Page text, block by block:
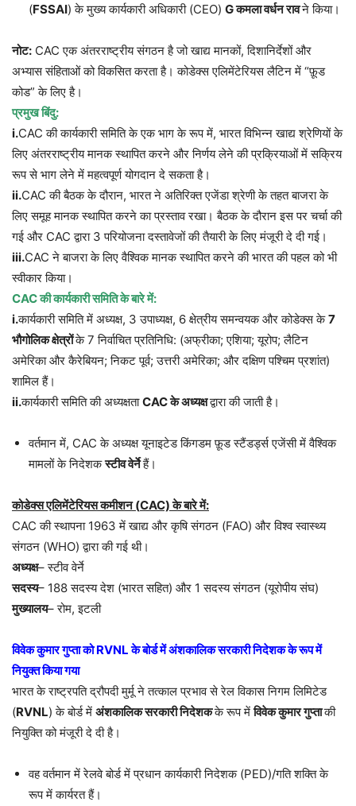
(FSSAI) के मुख्य कार्यकारी अधिकारी (CEO) Gकमला वर्धन रावने किया।
नोट: CAC एक अंतरराष्ट्रीय संगठन है जो खाद्य मानकों, दिशानिर्देशों और
अभ्यास संहिताओं को विकसित करता है। कोडेक्स एलिमेंटेरियस लैटिन में “फ़ूड
कोड” के लिए है।
प्रमुख बिंदु:
i.CAC की कार्यकारी समिति के एक भाग के रूप में, भारत विभिन्न खाद्य श्रेणियों के
लिए अंतरराष्ट्रीय मानक स्थापित करने और निर्णय लेने की प्रक्रियाओं में सक्रिय
रूप से भाग लेने में महत्वपूर्ण योगदान दे सकता है।
ii.CAC की बैठक के दौरान, भारत ने अतिरिक्त एजेंडा श्रेणी के तहत बाजरा के
लिए समूह मानक स्थापित करने का प्रस्ताव रखा। बैठक के दौरान इस पर चर्चा की
गई और CAC द्वारा 3 परियोजना दस्तावेजों की तैयारी के लिए मंजूरी दे दी गई।
iii.CAC ने बाजरा के लिए वैश्विक मानक स्थापित करने की भारत की पहल को भी
स्वीकार किया।
CACकी कार्यकारी समिति के बारे में:
i.कार्यकारी समिति में अध्यक्ष, 3 उपाध्यक्ष, 6 क्षेत्रीय समन्वयक और कोडेक्स के7
भौगोलिक क्षेत्रोंके 7 निर्वाचित प्रतिनिधि: (अफ्रीका; एशिया; यूरोप; लैटिन
अमेरिका और कैरेबियन; निकट पूर्व; उत्तरी अमेरिका; और दक्षिण पश्चिम प्रशांत)
शामिल हैं।
ii.कार्यकारी समिति की अध्यक्षताCACके अध्यक्षद्वारा की जाती है।
वर्तमान में, CAC के अध्यक्ष यूनाइटेड किंगडम फ़ूड स्टैंडर्ड्स एजेंसी में वैश्विक
मामलों के निदेशकस्टीव वेर्नेहैं।
कोडेक्स एलिमेंटेरियस कमीशन (CAC)के बारे में:
CAC की स्थापना 1963 में खाद्य और कृषि संगठन (FAO) और विश्व स्वास्थ्य
संगठन (WHO) द्वारा की गई थी।
अध्यक्ष– स्टीव वेर्ने
सदस्य– 188 सदस्य देश (भारत सहित) और 1 सदस्य संगठन (यूरोपीय संघ)
मुख्यालय– रोम, इटली
विवेक कुमार गुप्ता कोRVNLके बोर्ड में अंशकालिक सरकारी निदेशक के रूप में
नियुक्त किया गया
भारत के राष्ट्रपति द्रौपदी मुर्मू ने तत्काल प्रभाव से रेल विकास निगम लिमिटेड
(RVNL) के बोर्ड में अंशकालिक सरकारी निदेशकके रूप मेंविवेक कुमार गुप्ताकी
नियुक्ति को मंजूरी दे दी है।
वह वर्तमान में रेलवे बोर्ड में प्रधान कार्यकारी निदेशक (PED)/गति शक्ति के
रूप में कार्यरत हैं।